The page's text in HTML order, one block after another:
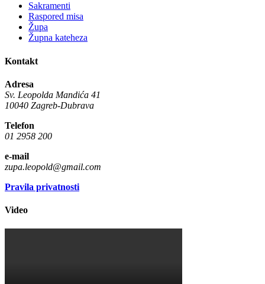
Sakramenti
Raspored misa
Župa
Župna kateheza
Kontakt
Adresa
Sv. Leopolda Mandića 41
10040 Zagreb-Dubrava
Telefon
01 2958 200
e-mail
zupa.leopold@gmail.com
Pravila privatnosti
Video